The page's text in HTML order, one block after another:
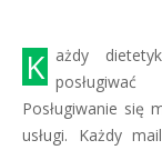
Każdy dietetyk powinien w kontaktach z klientami
Posługiwanie się
usługi. Każdy